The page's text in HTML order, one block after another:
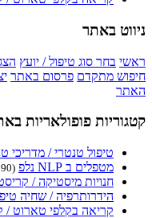
ניווט באתר
ראשי בחר סוג טיפול / יועץ
חיפוש מתקדם פרסום באתר
האתר
קטגוריות פופולאריות
טיפול טנטרי / מדריכי
מטפלים ב NLP נלפ (41690 גולשים ביממה האחרונה)
חנויות מיסטיקה /
הידרותרפיה / שחיה
קריאה בקלפי טארוט /